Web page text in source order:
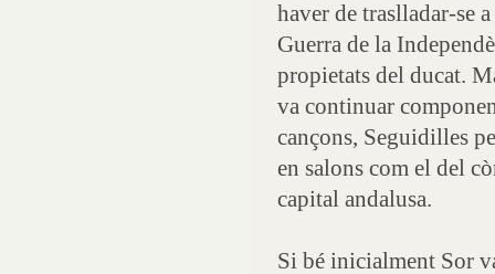
haver de traslladar-se
Guerra de la
propietats del ducat.
va continuar
cançons, Seguidilles
en salons com el del
capital andalusa.
Si bé inicialment Sor